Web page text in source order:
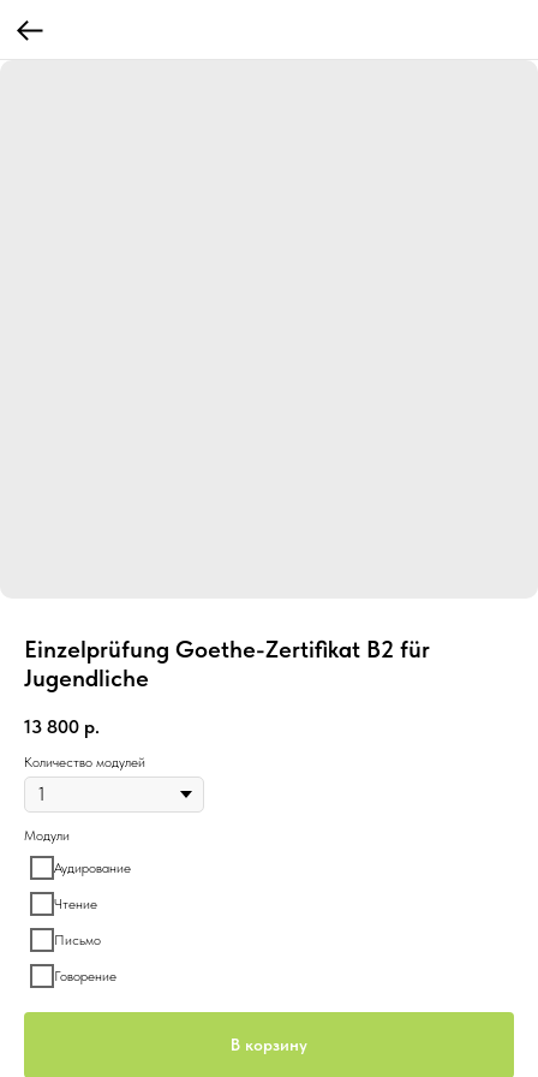
Einzelprüfung Goethe-Zertifikat B2 für
Jugendliche
13 800 р.
Количество модулей
Модули
Аудирование
Чтение
Письмо
Говорение
В корзину